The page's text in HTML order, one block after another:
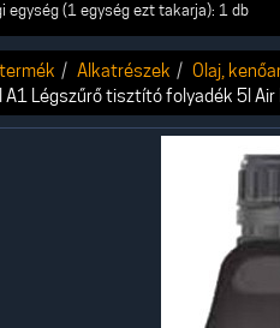
egység (1 egység ezt takarja): 1 db
Alkatrészek Olaj,
A1 Légszűrő tisztító folyadék 5l Air